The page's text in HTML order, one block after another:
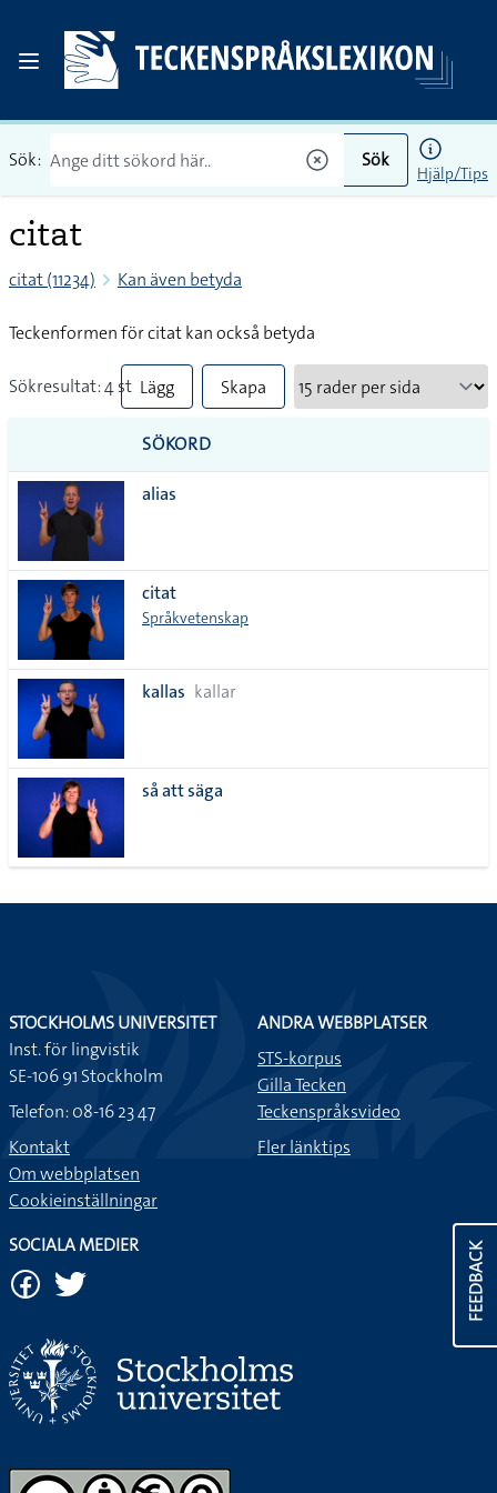
Sök: Sök
Hjälp/Tips
citat
citat (11234) Kan även betyda
Teckenformen för citat kan också betyda
Sökresultat: 4 st Lägg
till
alla i
Skapa
SÖKORD
alias
citat
Språkvetenskap
kallas kallar
så att säga
FEEDBACK
STOCKHOLMS UNIVERSITET
Inst. för lingvistik
SE-106 91 Stockholm
Telefon: 08-16 23 47
Kontakt
Om webbplatsen
Cookieinställningar
ANDRA WEBBPLATSER
STS-korpus
Gilla Tecken
Teckenspråksvideo
Fler länktips
SOCIALA MEDIER